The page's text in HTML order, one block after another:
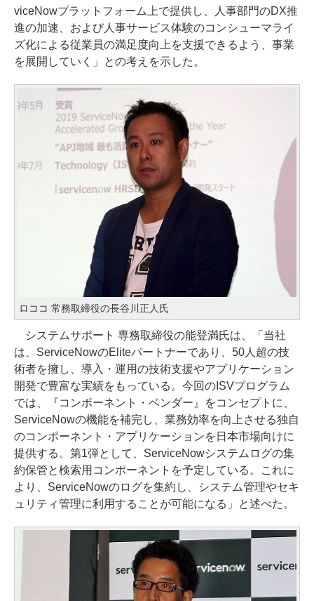
viceNowプラットフォーム上で提供し、人事部門のDX推
進の加速、および人事サービス体験のコンシューマライ
ズ化による従業員の満足度向上を支援できるよう、事業
を展開していく」との考えを示した。
ロココ 常務取締役の長谷川正人氏
システムサポート 専務取締役の能登満氏は、「当社
は、ServiceNowのEliteパートナーであり、50人超の技
術者を擁し、導入・運用の技術支援やアプリケーション
開発で豊富な実績をもっている。今回のISVプログラム
では、『コンポーネント・ベンダー』をコンセプトに、
ServiceNowの機能を補完し、業務効率を向上させる独自
のコンポーネント・アプリケーションを日本市場向けに
提供する。第1弾として、ServiceNowシステムログの集
約保管と検索用コンポーネントを予定している。これに
より、ServiceNowのログを集約し、システム管理やセキ
ュリティ管理に利用することが可能になる」と述べた。